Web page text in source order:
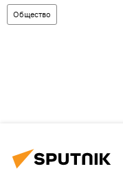
Общество